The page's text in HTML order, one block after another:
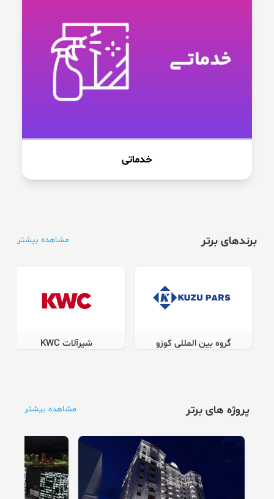
خدماتی
برندهای برتر مشاهده بیشتر
گروه بین المللی کوزو شیرآلات KWC
پروژه های برتر مشاهده بیشتر